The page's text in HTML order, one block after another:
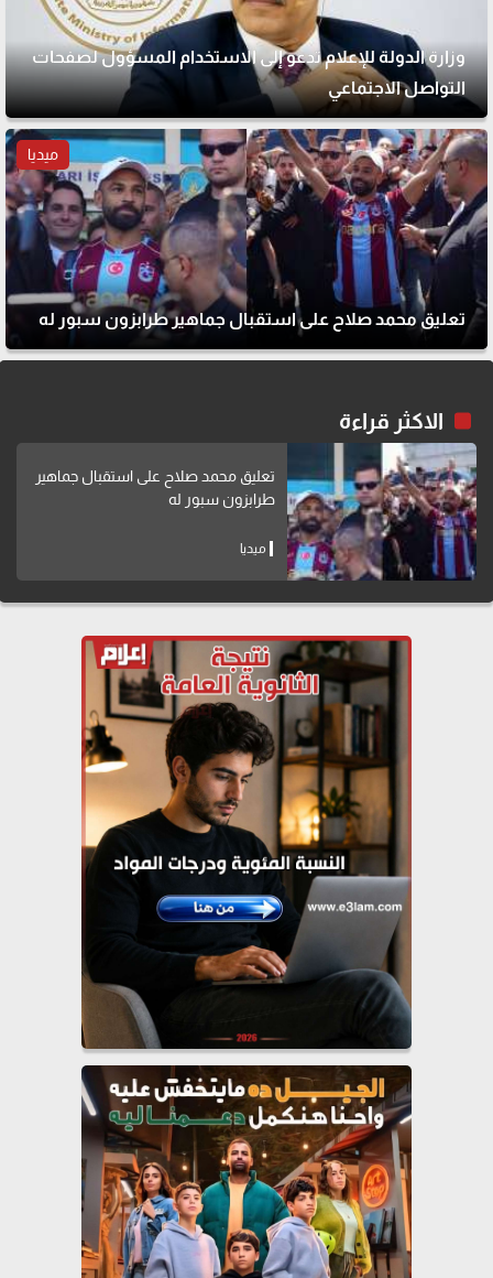
وزارة الدولة للإعلام تدعو إلى الاستخدام المسؤول لصفحات
التواصل الاجتماعي
ميديا
تعليق محمد صلاح على استقبال جماهير طرابزون سبور له
الاكثر قراءة
تعليق محمد صلاح على استقبال جماهير
طرابزون سبور له
ميديا